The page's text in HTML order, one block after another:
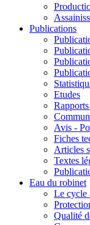
Publications
Etudes
Avis -
Fiches
Articles
Textes
Eau du robinet
Le cycle
Qualité